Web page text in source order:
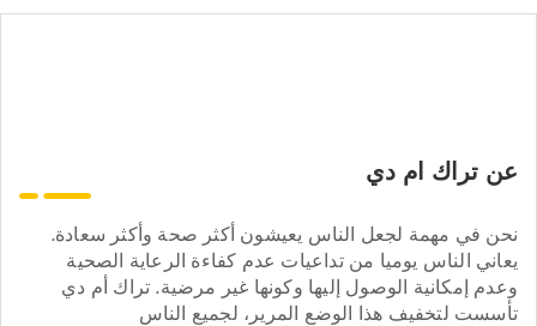
عن تراك ام دي
نحن في مهمة لجعل الناس يعيشون أكثر صحة وأكثر سعادة.
يعاني الناس يوميا من تداعيات عدم كفاءة الرعاية الصحية
وعدم إمكانية الوصول إليها وكونها غير مرضية. تراك أم دي
تأسست لتخفيف هذا الوضع المرير، لجميع الناس